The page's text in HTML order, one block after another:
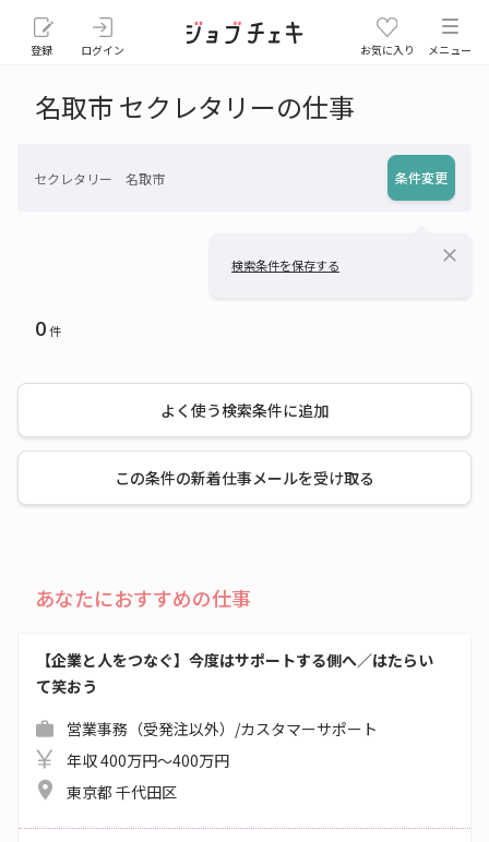
登録 ログイン お気に入り メニュー
名取市 セクレタリーの仕事
セクレタリー 名取市 条件変更
検索条件を保存する close
0件
よく使う検索条件に追加
この条件の新着仕事メールを受け取る
あなたにおすすめの仕事
【企業と人をつなぐ】今度はサポートする側へ／はたらい
て笑おう
営業事務（受発注以外）/カスタマーサポート
年収 400万円～400万円
東京都 千代田区